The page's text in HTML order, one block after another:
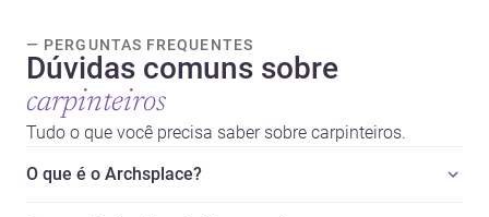
— PERGUNTAS FREQUENTES
Dúvidas comuns sobre
carpinteiros
Tudo o que você precisa saber sobre carpinteiros.
O que é o Archsplace?